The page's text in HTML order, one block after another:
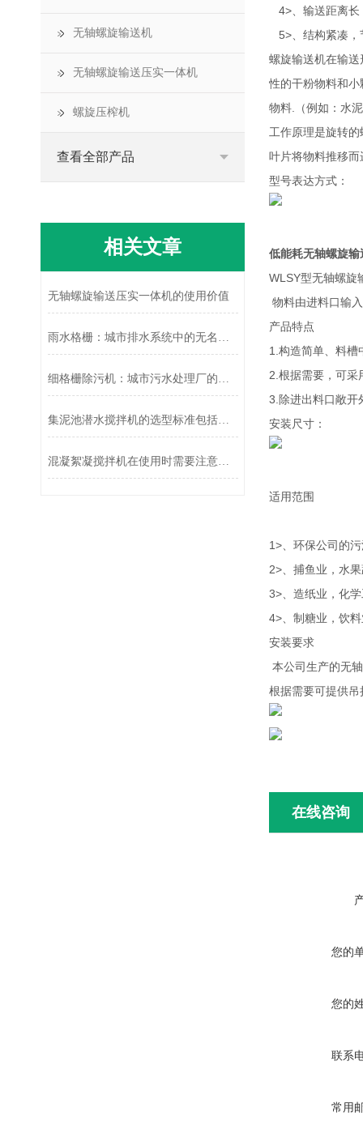
4>、输送距离长
5>、结构紧凑，
螺旋输送机在输
性的干粉物料和小
物料.（例如：水
工作原理是旋转的
叶片将物料推移
型号表达方式：
低能耗无轴螺旋
WLSY型无轴螺旋
物料由进料口输
产品特点
1.构造简单、料槽
2.根据需要，可采
3.除进出料口敞开
安装尺寸：
适用范围
1>、环保公司的
2>、捕鱼业，水
3>、造纸业，化
4>、制糖业，饮
安装要求
本公司生产的无
根据需要可提供
在线咨询
您的
您的
联系
常用
无轴螺旋输送机
无轴螺旋输送压实一体机
螺旋压榨机
查看全部产品
相关文章
无轴螺旋输送压实一体机的使用价值
雨水格栅：城市排水系统中的无名英雄
细格栅除污机：城市污水处理厂的关键守护者
集泥池潜水搅拌机的选型标准包括以下几个方面
混凝絮凝搅拌机在使用时需要注意什么？